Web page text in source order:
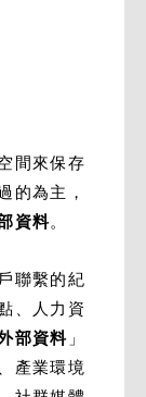
間來保存
的為主，
資料。
聯繫的紀
、人力資
部資料 」
產業環境